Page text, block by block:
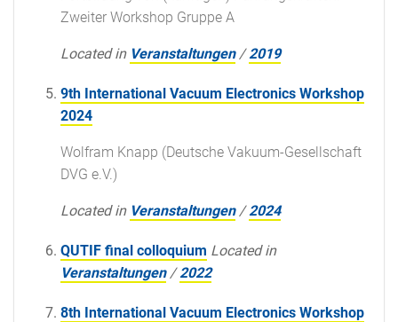
Zweiter Workshop Gruppe A
Located in Veranstaltungen /2019
9th International Vacuum Electronics Workshop
2024
Wolfram Knapp (Deutsche Vakuum-Gesellschaft
DVG e.V.)
Located in Veranstaltungen /2024
QUTIF final colloquium Located in
Veranstaltungen /2022
8th International Vacuum Electronics Workshop